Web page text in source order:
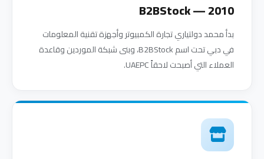
2010 — B2BStock
بدأ محمد دولتياري تجارة الكمبيوتر وأجهزة تقنية المعلومات
في دبي تحت اسم B2BStock، وبنى شبكة الموردين وقاعدة
العملاء التي أصبحت لاحقاً UAEPC.